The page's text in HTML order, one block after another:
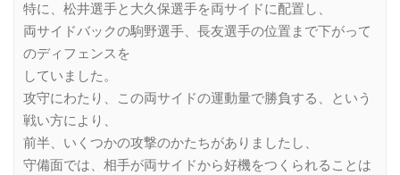
特に、松井選手と大久保選手を両サイドに配置し、
両サイドバックの駒野選手、長友選手の位置まで下がって
のディフェンスを
していました。
攻守にわたり、この両サイドの運動量で勝負する、という
戦い方により、
前半、いくつかの攻撃のかたちがありましたし、
守備面では、相手が両サイドから好機をつくられることは